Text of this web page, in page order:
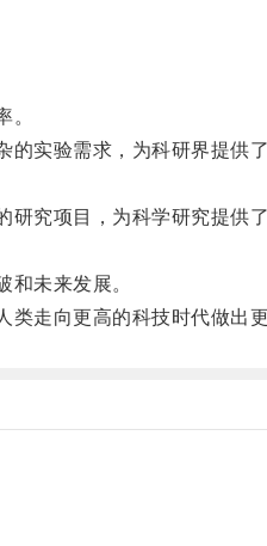
。
实验需求，为科研界提供了
究项目，为科学研究提供了
未来发展。
走向更高的科技时代做出更